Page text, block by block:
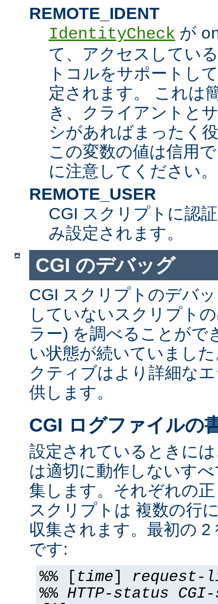
REMOTE_IDENT
IdentityCheck が
て、アクセスしてい
トコルをサポートし
定されます。 これは
き、クライアントと
シがあればまったく
この変数の値は信用
に注意してください。
REMOTE_USER
CGI スクリプトに認
み設定されます。
CGI のデバッグ
CGI スクリプトのデバ
していないスクリプト
ラー) を調べることがで
い状態が続いていまし
クティブはより詳細な
供します。
CGI ログファイルの
設定されているときに
は適切に動作しないす
集します。それぞれの
スクリプトは 複数の行
収集されます。最初の 2
です:
%% [ time] request-
%% HTTP-status